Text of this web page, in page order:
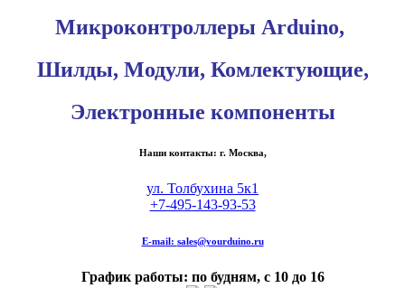
Микроконтроллеры Arduino,
Шилды, Модули, Комлектующие,
Электронные компоненты
Наши контакты: г. Москва,
ул. Толбухина 5к1
+7-495-143-93-53
E-mail: sales@yourduino.ru
График работы: по будням, с 10 до 16